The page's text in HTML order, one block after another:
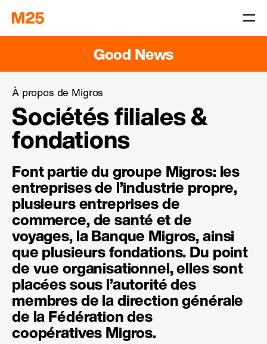
Good News
À propos de Migros
Sociétés filiales &
fondations
Font partie du groupe Migros: les
entreprises de l’industrie propre,
plusieurs entreprises de
commerce, de santé et de
voyages, la Banque Migros, ainsi
que plusieurs fondations. Du point
de vue organisationnel, elles sont
placées sous l’autorité des
membres de la direction générale
de la Fédération des
coopératives Migros.